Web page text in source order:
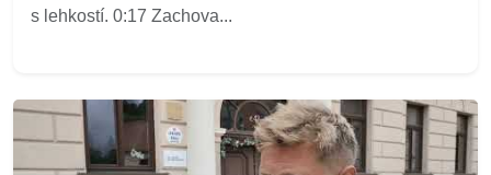
s lehkostí. 0:17 Zachova...